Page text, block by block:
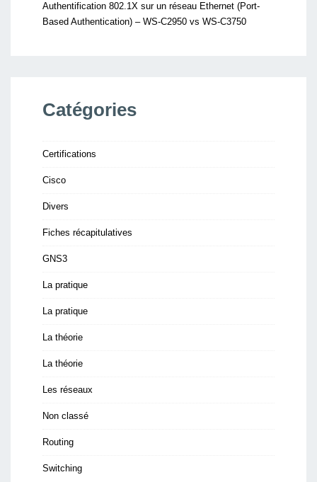
Authentification 802.1X sur un réseau Ethernet (Port-
Based Authentication) – WS-C2950 vs WS-C3750
Catégories
Certifications
Cisco
Divers
Fiches récapitulatives
GNS3
La pratique
La pratique
La théorie
La théorie
Les réseaux
Non classé
Routing
Switching